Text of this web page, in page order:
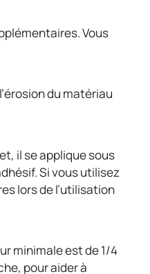
Vous
du matériau
il se applique sous
Si vous utilisez
lors de l’utilisation
minimale est de 1/4
pour aider à